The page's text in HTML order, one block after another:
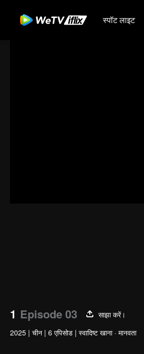
स्पॉट लाइट
1 Episode 03
साझा करें।
2025 | चीन | 6 एपिसोड | स्वादिष्ट खाना · मानवता